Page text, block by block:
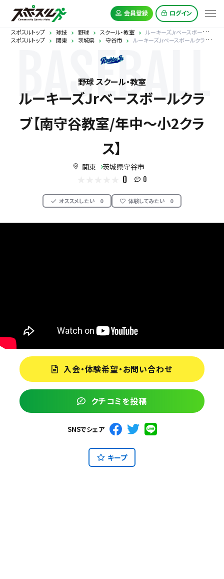
会員登録 ログイン
スポスルトップ 球技 野球 スクール・教室
ルーキーズJrベースボールクラブ【南守谷教室/年中～小2クラス】
スポスルトップ
関東 茨城県 守谷市 ルーキーズJrベースボールクラブ【南守谷教室/年中～小2クラス】
BASEBALL
野球 スクール・教室
ルーキーズJrベースボールクラ
ブ【南守谷教室/年中～小2クラ
ス】
関東 茨城県守谷市
0 0
オススメしたい 0 体験してみたい 0
入会・体験希望・お問い合わせ
クチコミを投稿
SNSでシェア
キープ